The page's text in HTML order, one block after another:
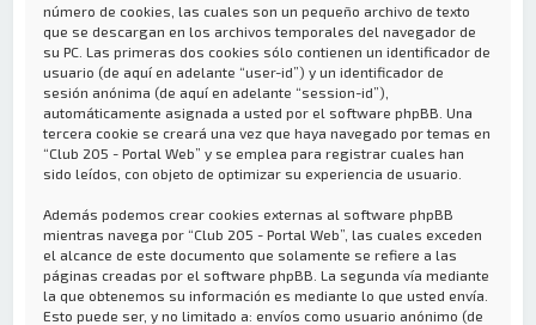
número de cookies, las cuales son un pequeño archivo de texto
que se descargan en los archivos temporales del navegador de
su PC. Las primeras dos cookies sólo contienen un identificador de
usuario (de aquí en adelante “user-id”) y un identificador de
sesión anónima (de aquí en adelante “session-id”),
automáticamente asignada a usted por el software phpBB. Una
tercera cookie se creará una vez que haya navegado por temas en
“Club 205 - Portal Web” y se emplea para registrar cuales han
sido leídos, con objeto de optimizar su experiencia de usuario.
Además podemos crear cookies externas al software phpBB
mientras navega por “Club 205 - Portal Web”, las cuales exceden
el alcance de este documento que solamente se refiere a las
páginas creadas por el software phpBB. La segunda vía mediante
la que obtenemos su información es mediante lo que usted envía.
Esto puede ser, y no limitado a: envíos como usuario anónimo (de